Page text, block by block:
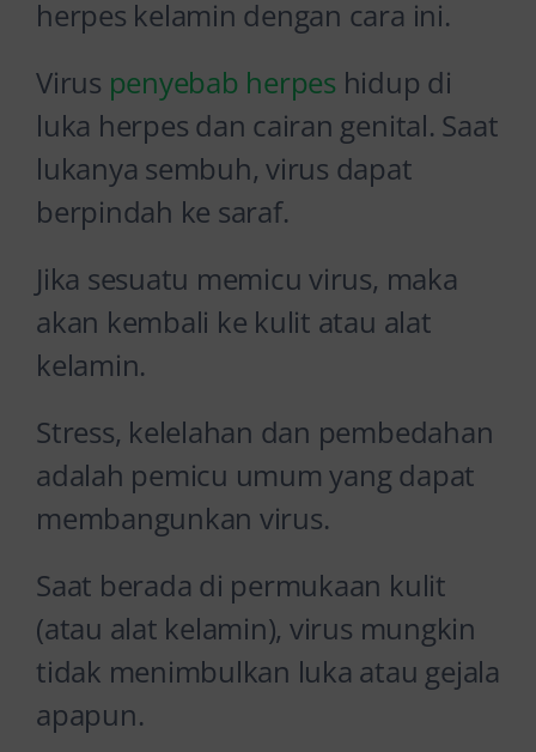
herpes kelamin dengan cara ini.
Virus penyebab herpes hidup di
luka herpes dan cairan genital. Saat
lukanya sembuh, virus dapat
berpindah ke saraf.
Jika sesuatu memicu virus, maka
akan kembali ke kulit atau alat
kelamin.
Stress, kelelahan dan pembedahan
adalah pemicu umum yang dapat
membangunkan virus.
Saat berada di permukaan kulit
(atau alat kelamin), virus mungkin
tidak menimbulkan luka atau gejala
apapun.